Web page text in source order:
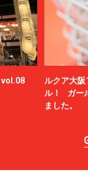
vol.08
ルクア大
ル！ ガー
ました。